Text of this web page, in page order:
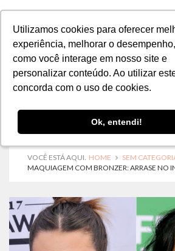
Utilizamos cookies para oferecer
experiência, melhorar o
como você interage em nosso site e
personalizar conteúdo. Ao utilizar
concorda com o uso de cookies.
Ok, entendi!
Utilizamos cookies para oferecer
experiência, melhorar o
como você interage em nosso site e
personalizar conteúdo. Ao utilizar
concorda com o uso de cookies.
Ok, entendi!
MENU
VOCÊ ESTÁ AQUI. HOME
SEM
MAQUIAGEM COM BRONZER: ARRASE NO